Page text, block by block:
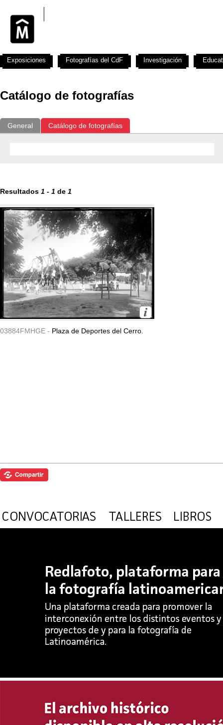
Catálogo de fotografías
General Catálogo de fotografías
Resultados 1 - 1 de 1
03884FMHGE - Plaza de Deportes del Cerro.
Exposiciones Fotografías del CdF Investigación